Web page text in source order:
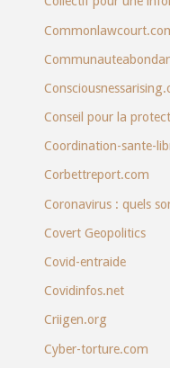
Conseil pour la
Coordination-sante-
Corbettreport.com
Coronavirus : quels
Covert Geopolitics
Covid-entraide
Covidinfos.net
Criigen.org
Cyber-torture.com